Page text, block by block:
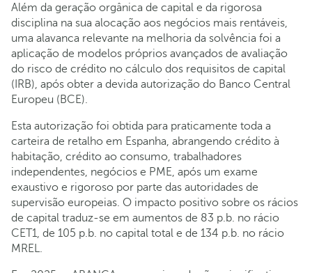
Além da geração orgânica de capital e da rigorosa
disciplina na sua alocação aos negócios mais rentáveis,
uma alavanca relevante na melhoria da solvência foi a
aplicação de modelos próprios avançados de avaliação
do risco de crédito no cálculo dos requisitos de capital
(IRB), após obter a devida autorização do Banco Central
Europeu (BCE).
Esta autorização foi obtida para praticamente toda a
carteira de retalho em Espanha, abrangendo crédito à
habitação, crédito ao consumo, trabalhadores
independentes, negócios e PME, após um exame
exaustivo e rigoroso por parte das autoridades de
supervisão europeias. O impacto positivo sobre os rácios
de capital traduz-se em aumentos de 83 p.b. no rácio
CET1, de 105 p.b. no capital total e de 134 p.b. no rácio
MREL.